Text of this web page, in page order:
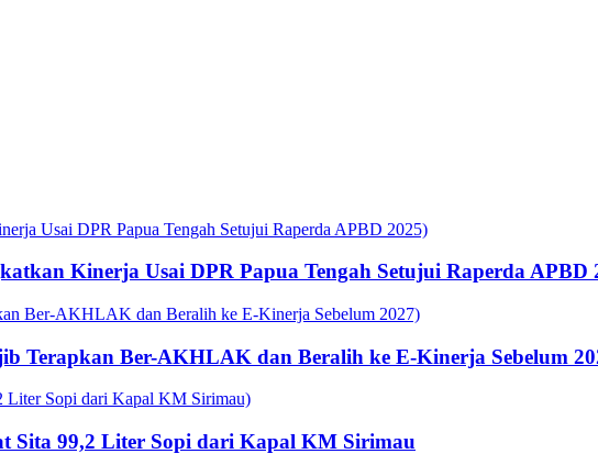
Kinerja Usai DPR Papua Tengah Setujui Raperda APBD
Terapkan Ber-AKHLAK dan Beralih ke E-Kinerja Sebelum
Sita 99,2 Liter Sopi dari Kapal KM Sirimau